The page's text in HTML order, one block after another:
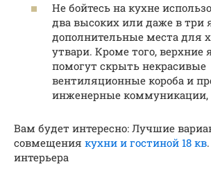
Не бойтесь на кухне
два высоких или даже в три
дополнительные места для
утвари. Кроме того,
помогут скрыть некрасивые
вентиляционные короба и
инженерные коммуникации,
Вам будет интересно: Лучшие
совмещения кухни и гостиной 18 кв
интерьера